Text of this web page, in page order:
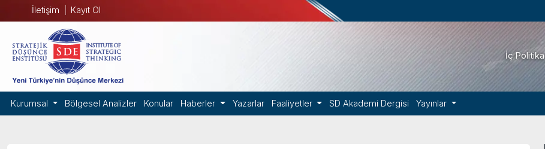
İletişim Kayıt Ol
İç Politika
Kurumsal Bölgesel Analizler Konular Haberler Yazarlar Faaliyetler SD Akademi Dergisi Yayınlar